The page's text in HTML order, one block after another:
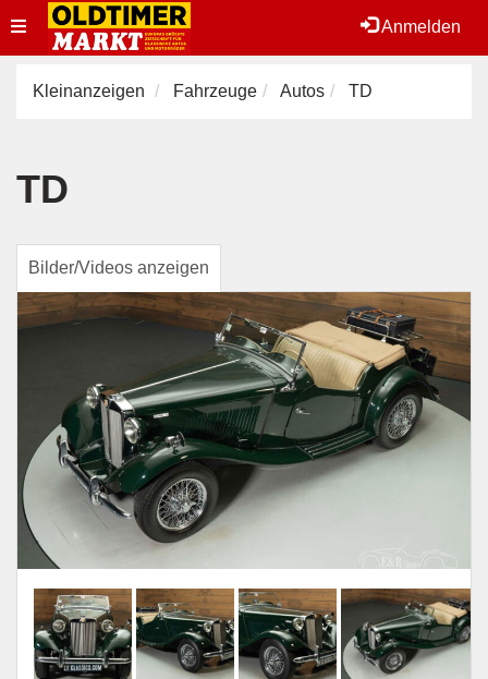
Anmelden
Toggle
navigation
Kleinanzeigen Fahrzeuge Autos TD
TD
Bilder/Videos anzeigen